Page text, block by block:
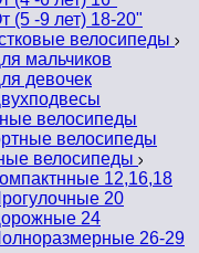
(5 -9 лет) 18-20"
велосипеды
мальчиков
девочек
велосипеды
велосипеды
велосипеды
12,16,18
20
24
26-29